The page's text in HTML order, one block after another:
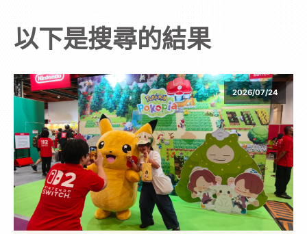
二
元
｜
3C
科
以下是搜尋的結果
2026/07/24